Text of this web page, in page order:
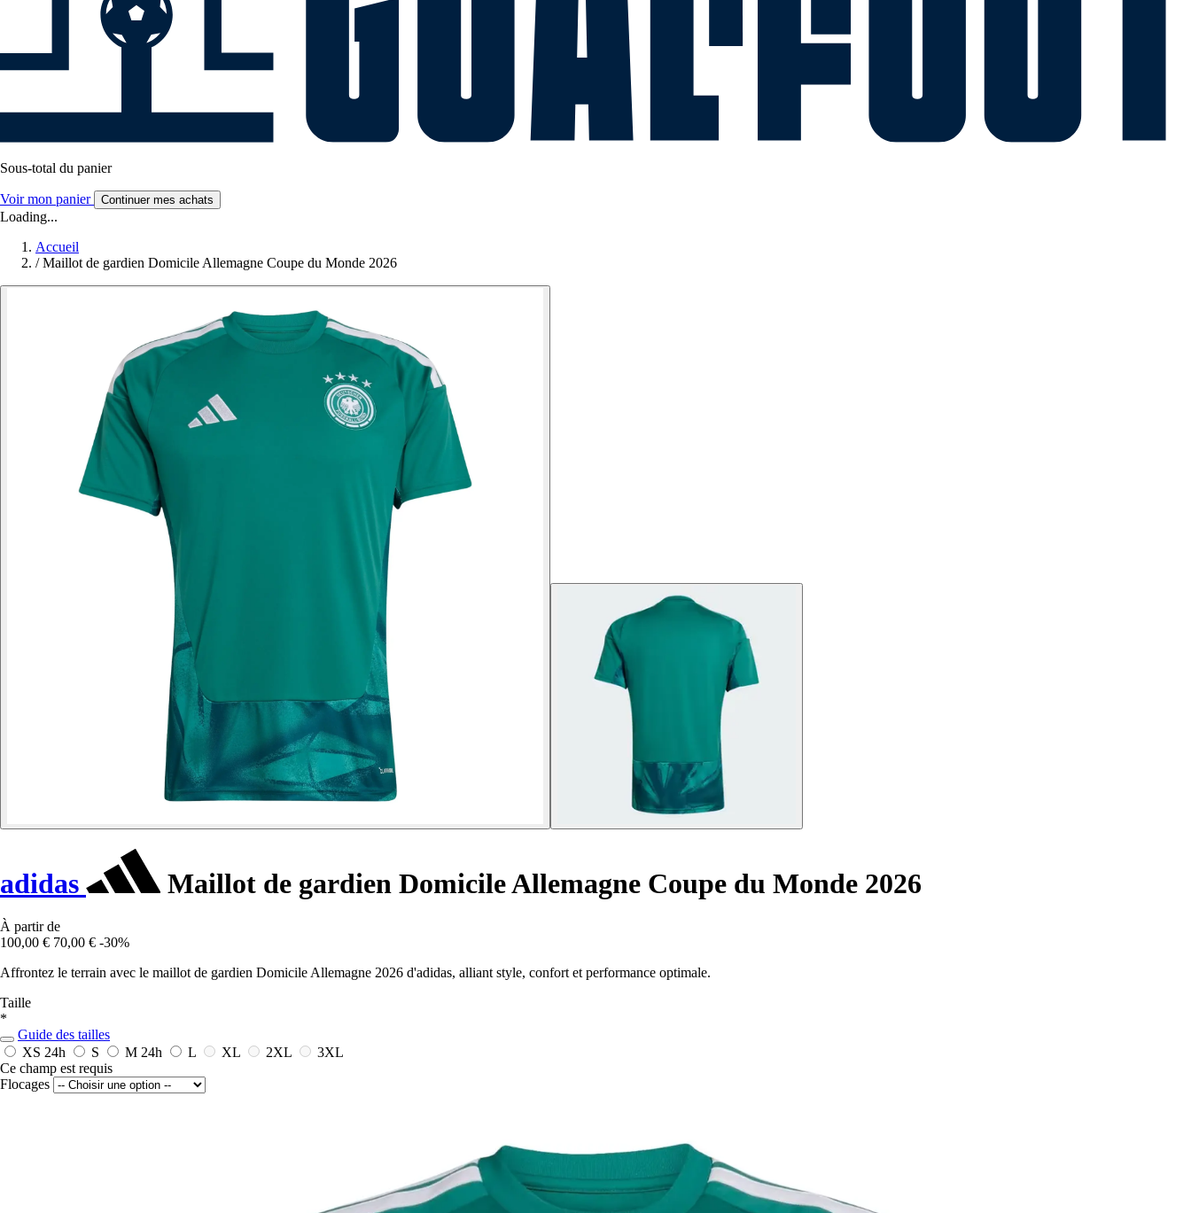
Sous-total du panier
Voir mon panier Continuer mes achats
Loading...
Accueil
/ Maillot de gardien Domicile Allemagne Coupe du Monde 2026
adidas Maillot de gardien Domicile Allemagne Coupe du Monde 2026
À partir de
100,00 € 70,00 € -30%
Affrontez le terrain avec le maillot de gardien Domicile Allemagne 2026 d'adidas, alliant style, confort et performance optimale.
Taille
*
Guide des tailles
XS 24h S M 24h L XL 2XL
3XL
Ce champ est requis
Flocages